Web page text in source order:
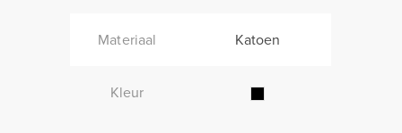
Materiaal Katoen
Kleur